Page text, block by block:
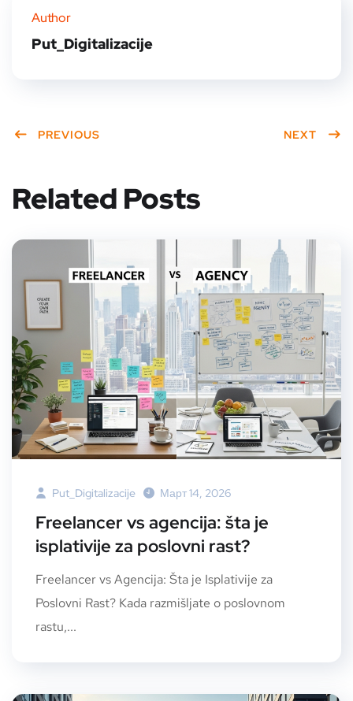
Author
Put_Digitalizacije
PREVIOUS NEXT
Related Posts
Put_Digitalizacije Март 14, 2026
Freelancer vs agencija: šta je
isplativije za poslovni rast?
Freelancer vs Agencija: Šta je Isplativije za
Poslovni Rast? Kada razmišljate o poslovnom
rastu,...